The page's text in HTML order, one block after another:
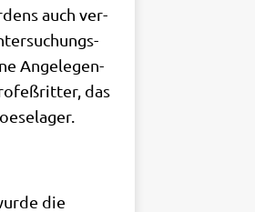
auch ver­
Ange­le­gen­
das
die